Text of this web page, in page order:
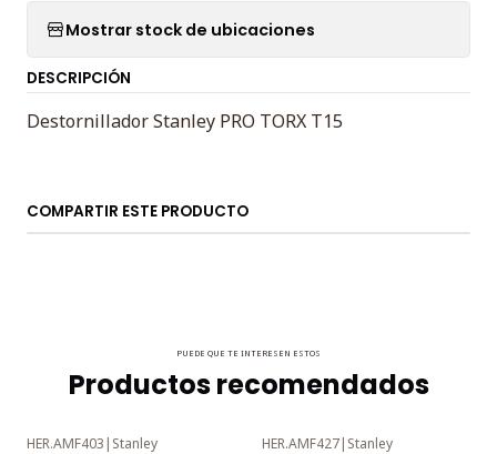
Mostrar stock de ubicaciones
DESCRIPCIÓN
Destornillador Stanley PRO TORX T15
COMPARTIR ESTE PRODUCTO
PUEDE QUE TE INTERESEN ESTOS
Productos recomendados
HER.AMF403 | Stanley HER.AMF427| Stanley